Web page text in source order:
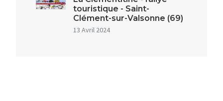
touristique - Saint-
Clément-sur-Valsonne (69)
13 Avril 2024